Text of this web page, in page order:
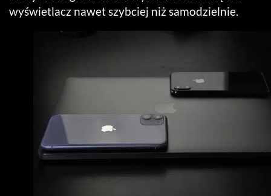
wyświetlacz nawet szybciej niż samodzielnie.